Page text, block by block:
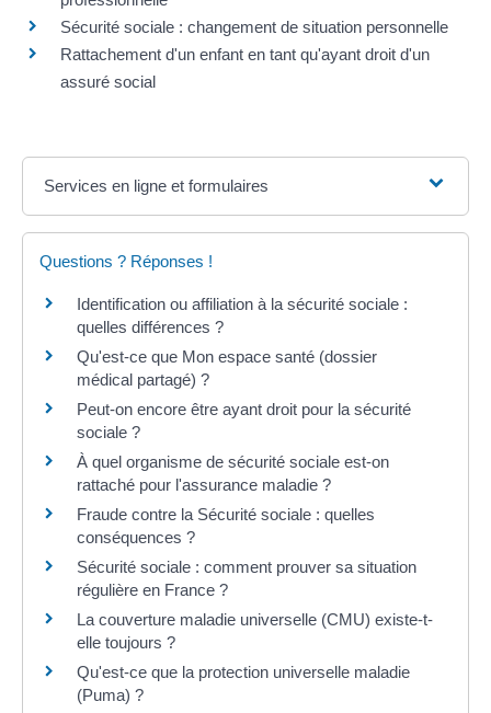
Sécurité sociale : changement de situation personnelle
Rattachement d'un enfant en tant qu'ayant droit d'un
assuré social
Services en ligne et formulaires
Questions ? Réponses !
Identification ou affiliation à la sécurité sociale :
quelles différences ?
Qu'est-ce que Mon espace santé (dossier
médical partagé) ?
Peut-on encore être ayant droit pour la sécurité
sociale ?
À quel organisme de sécurité sociale est-on
rattaché pour l'assurance maladie ?
Fraude contre la Sécurité sociale : quelles
conséquences ?
Sécurité sociale : comment prouver sa situation
régulière en France ?
La couverture maladie universelle (CMU) existe-t-
elle toujours ?
Qu'est-ce que la protection universelle maladie
(Puma) ?